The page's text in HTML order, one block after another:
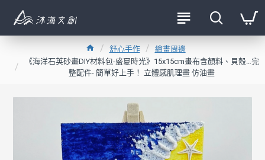
舒心手作
繪畫周邊
《海洋石英砂畫DIY材料包-盛夏時光》15x15cm畫布含顏料、貝殼…完
整配件- 簡單好上手！ 立體感肌理畫 仿油畫